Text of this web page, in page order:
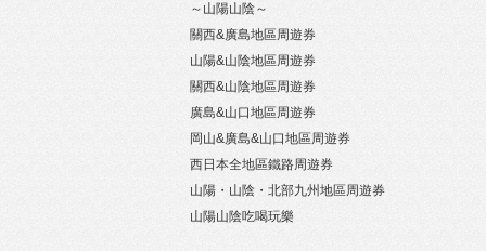
～山陽山陰～
關西&廣島地區周遊券
山陽&山陰地區周遊券
關西&山陰地區周遊券
廣島&山口地區周遊券
岡山&廣島&山口地區周遊券
西日本全地區鐵路周遊券
山陽・山陰・北部九州地區周遊券
山陽山陰吃喝玩樂